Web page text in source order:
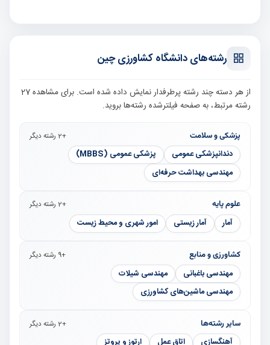
رشته‌های دانشگاه کشاورزی چین
از هر دسته چند رشته پرطرفدار نمایش داده شده است. برای مشاهده 27
رشته مرتبط، به صفحه فیلترشده رشته‌ها بروید.
پزشکی و سلامت +2 رشته دیگر
دندانپزشکی عمومی
پزشکی عمومی (MBBS)
مهندسی بهداشت حرفه‌ای
علوم پایه +2 رشته دیگر
آمار آمار زیستی امور شهری و محیط زیست
کشاورزی و منابع +9 رشته دیگر
مهندسی باغبانی
مهندسی شیلات
مهندسی ماشین‌های کشاورزی
سایر رشته‌ها +2 رشته دیگر